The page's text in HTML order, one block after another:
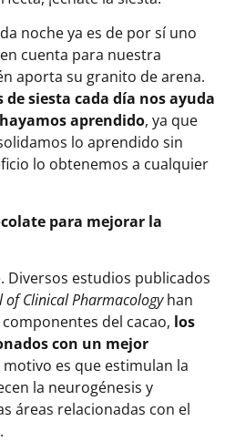
noche ya es de por sí uno
cuenta para nuestra
aporta su granito de arena.
siesta cada día nos ayuda
aprendido, ya que
lo aprendido sin
lo obtenemos a cualquier
para mejorar la
Diversos estudios publicados
of Clinical Pharmacologyhan
del cacao, los
con un mejor
motivo es que estimulan la
la neurogénesis y
áreas relacionadas con el